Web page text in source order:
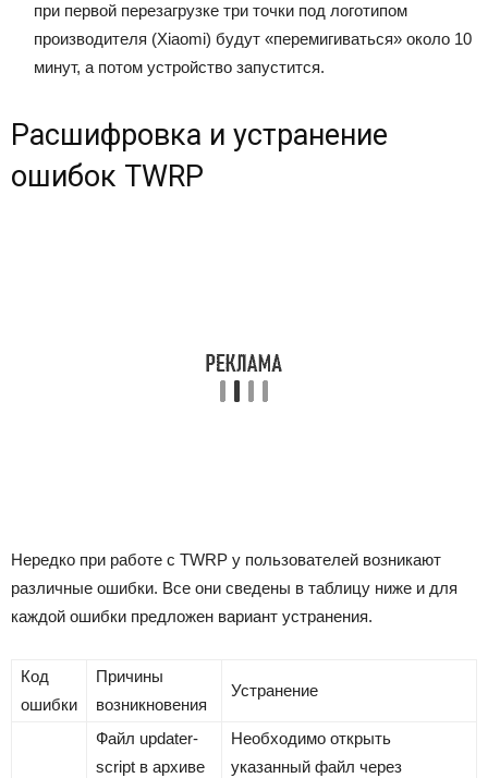
при первой перезагрузке три точки под логотипом
производителя (Xiaomi) будут «перемигиваться» около 10
минут, а потом устройство запустится.
Расшифровка и устранение
ошибок TWRP
Нередко при работе с TWRP у пользователей возникают
различные ошибки. Все они сведены в таблицу ниже и для
каждой ошибки предложен вариант устранения.
Код
ошибки
Причины
возникновения
Устранение
Файл updater-
script в архиве
Необходимо открыть
указанный файл через